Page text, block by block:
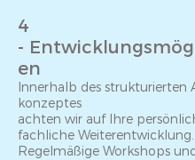
4
-
en
Innerhalb des strukturierten
konzeptes
achten wir auf Ihre
fachliche Weiterentwicklung.
Regelmäßige Workshops